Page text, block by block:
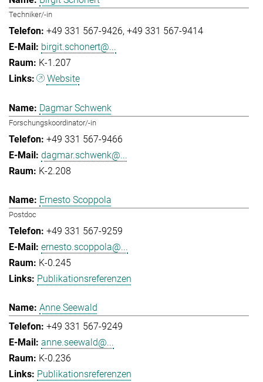
Techniker/-in
+49 331 567-9426 +49 331 567-9414
birgit.schonert@...
K-1.207
Website
Dagmar Schwenk
Forschungskoordinator/-in
+49 331 567-9466
dagmar.schwenk@...
K-2.208
Ernesto Scoppola
Postdoc
+49 331 567-9259
ernesto.scoppola@...
K-0.245
Publikationsreferenzen
Anne Seewald
+49 331 567-9249
anne.seewald@...
K-0.236
Publikationsreferenzen